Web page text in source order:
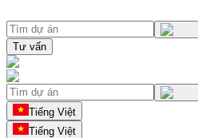
Tư vấn
Tiếng Việt
Tiếng Việt